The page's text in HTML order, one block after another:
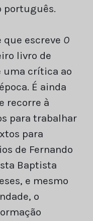
português.
escreve O
livro de
uma crítica ao
É ainda
recorre à
para trabalhar
para
de Fernando
Baptista
e mesmo
o